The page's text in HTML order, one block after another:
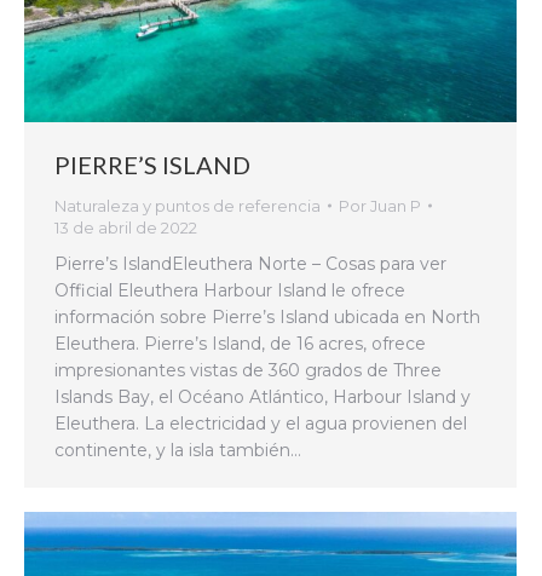
PIERRE’S ISLAND
Naturaleza y puntos de referencia PorJuan P
13 de abril de 2022
Pierre’s IslandEleuthera Norte – Cosas para ver
Official Eleuthera Harbour Island le ofrece
información sobre Pierre’s Island ubicada en North
Eleuthera. Pierre’s Island, de 16 acres, ofrece
impresionantes vistas de 360 grados de Three
Islands Bay, el Océano Atlántico, Harbour Island y
Eleuthera. La electricidad y el agua provienen del
continente, y la isla también…